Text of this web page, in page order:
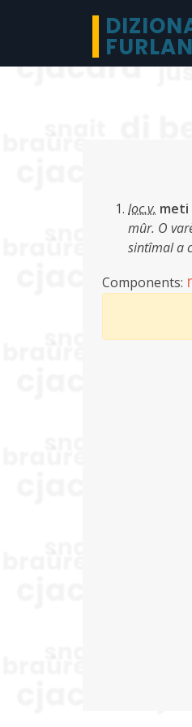
loc.v. meti
mûr. O
sintîmal a
Components: